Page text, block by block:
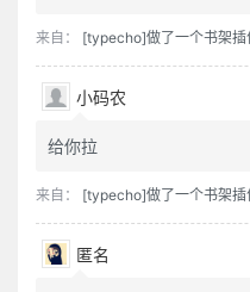
来自： [typecho]做了一个书架插
小码农
给你拉
来自： [typecho]做了一个书架插
匿名